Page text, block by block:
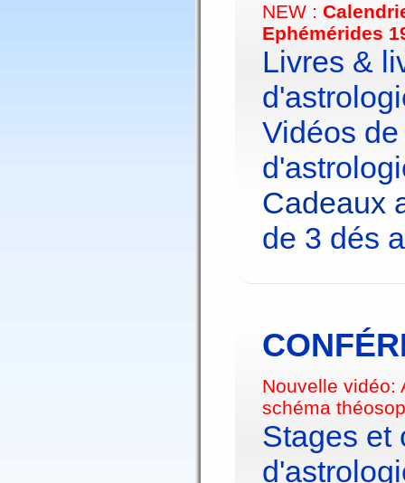
NEW :
Ephémérides
Livres &
Vidéos
Cadeaux
de 3 dés
Nouvelle vidéo:
schéma
Stages et